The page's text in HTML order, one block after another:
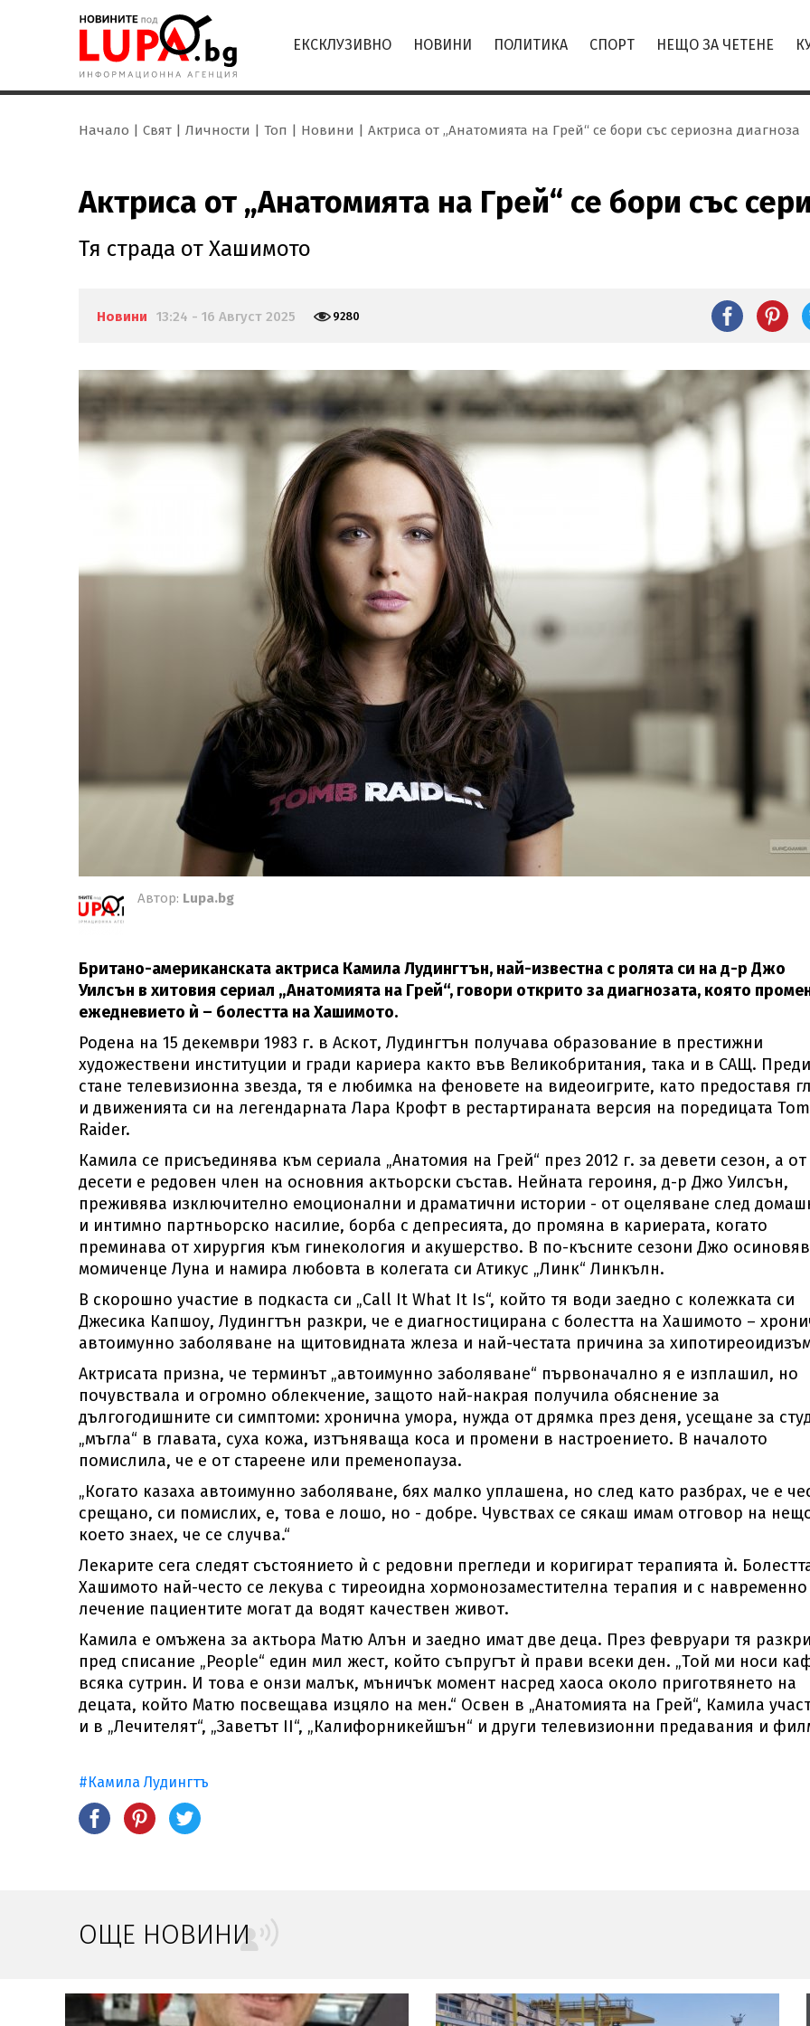
ЕКСКЛУЗИВНО НОВИНИ ПОЛИТИКА СПОРТ НЕЩО ЗА ЧЕТЕНЕ
Начало Свят Личности Топ Новини Актриса от „Анатомията на Грей“ се бори със сериозна диагноза
Актриса от „Анатомията на Грей“ се бори със
Тя страда от Хашимото
Новини 13:24 - 16 Август 2025 9280
Автор: Lupa.bg
Британо-американската актриса Камила Лудингтън, най-известна с ролята си на д-р Джо
Уилсън в хитовия сериал „Анатомията на Грей“, говори открито за диагнозата, която
ежедневието ѝ – болестта на Хашимото.
Родена на 15 декември 1983 г. в Аскот, Лудингтън получава образование в престижни
художествени институции и гради кариера както във Великобритания, така и в САЩ.
стане телевизионна звезда, тя е любимка на феновете на видеоигрите, като предоставя
и движенията си на легендарната Лара Крофт в рестартираната версия на поредицата
Raider.
Камила се присъединява към сериала „Анатомия на Грей“ през 2012 г. за девети сезон, а от
десети е редовен член на основния актьорски състав. Нейната героиня, д-р Джо Уилсън,
преживява изключително емоционални и драматични истории - от оцеляване след
и интимно партньорско насилие, борба с депресията, до промяна в кариерата, когато
преминава от хирургия към гинекология и акушерство. В по-късните сезони Джо
момиченце Луна и намира любовта в колегата си Атикус „Линк“ Линкълн.
В скорошно участие в подкаста си „Call It What It Is“, който тя води заедно с колежката си
Джесика Капшоу, Лудингтън разкри, че е диагностицирана с болестта на Хашимото –
автоимунно заболяване на щитовидната жлеза и най-честата причина за
Актрисата призна, че терминът „автоимунно заболяване“ първоначално я е изплашил, но
почувствала и огромно облекчение, защото най-накрая получила обяснение за
дългогодишните си симптоми: хронична умора, нужда от дрямка през деня, усещане за
„мъгла“ в главата, суха кожа, изтъняваща коса и промени в настроението. В началото
помислила, че е от стареене или пременопауза.
„Когато казаха автоимунно заболяване, бях малко уплашена, но след като разбрах, че е
срещано, си помислих, е, това е лошо, но - добре. Чувствах се сякаш имам отговор на
което знаех, че се случва.“
Лекарите сега следят състоянието ѝ с редовни прегледи и коригират терапията ѝ.
Хашимото най-често се лекува с тиреоидна хормонозаместителна терапия и с навременно
лечение пациентите могат да водят качествен живот.
Камила е омъжена за актьора Матю Алън и заедно имат две деца. През февруари тя разкри
пред списание „People“ един мил жест, който съпругът ѝ прави всеки ден. „Той ми носи
всяка сутрин. И това е онзи малък, мъничък момент насред хаоса около приготвянето на
децата, който Матю посвещава изцяло на мен.“ Освен в „Анатомията на Грей“, Камила
и в „Лечителят“, „Заветът II“, „Калифорникейшън“ и други телевизионни предавания и
#Камила Лудингтъ
ОЩЕ НОВИНИ